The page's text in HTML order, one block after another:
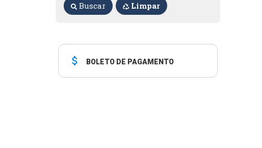
Buscar Limpar
attach_money BOLETO DE PAGAMENTO